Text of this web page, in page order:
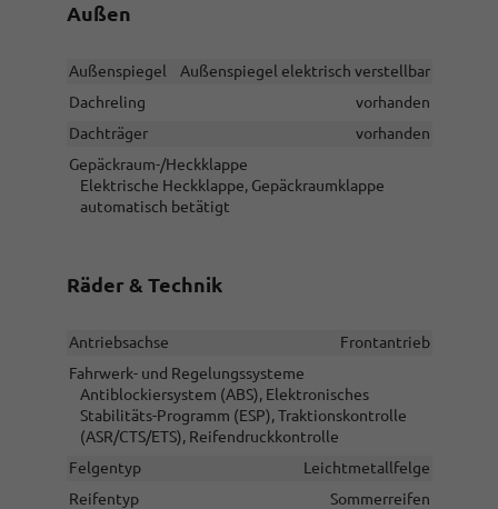
Außen
Außenspiegel
Außenspiegel elektrisch verstellbar
Dachreling
vorhanden
Dachträger
vorhanden
Gepäckraum-/Heckklappe
Elektrische Heckklappe, Gepäckraumklappe
automatisch betätigt
Räder & Technik
Antriebsachse
Frontantrieb
Fahrwerk- und Regelungssysteme
Antiblockiersystem (ABS), Elektronisches
Stabilitäts-Programm (ESP), Traktionskontrolle
(ASR/CTS/ETS), Reifendruckkontrolle
Felgentyp
Leichtmetallfelge
Reifentyp
Sommerreifen